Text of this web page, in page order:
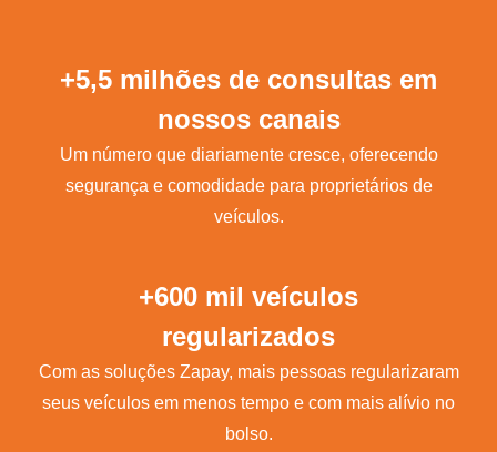
+5,5 milhões de consultas em
nossos canais
Um número que diariamente cresce, oferecendo
segurança e comodidade para proprietários de
veículos.
+600 mil veículos
regularizados
Com as soluções Zapay, mais pessoas regularizaram
seus veículos em menos tempo e com mais alívio no
bolso.